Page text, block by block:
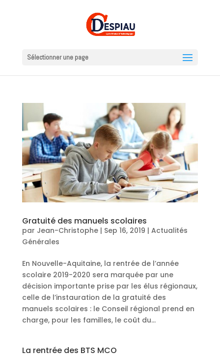
Sélectionner une page
Gratuité des manuels scolaires
par Jean-Christophe| Sep 16, 2019 | Actualités
Générales
En Nouvelle-Aquitaine, la rentrée de l’année
scolaire 2019-2020 sera marquée par une
décision importante prise par les élus régionaux,
celle de l’instauration de la gratuité des
manuels scolaires : le Conseil régional prend en
charge, pour les familles, le coût du...
La rentrée des BTS MCO